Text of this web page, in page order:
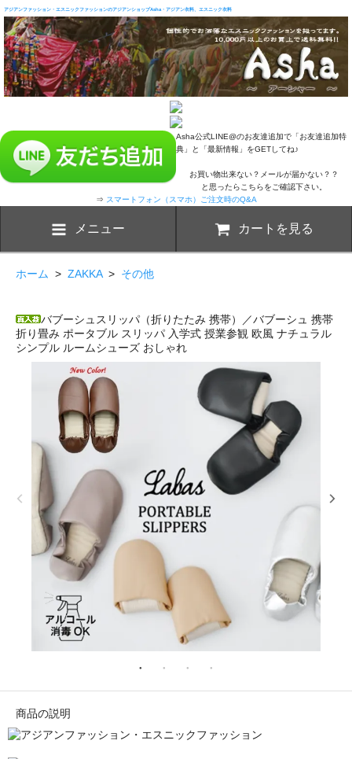
アジアンファッション・エスニックファッションのアジアンショップAsha・アジアン衣料、エスニック衣料
Asha公式LINE@のお友達追加で「お友達追加特
典」と「最新情報」をGETしてね♪
お買い物出来ない？メールが届かない？？
と思ったらこちらをご確認下さい。
⇒ スマートフォン（スマホ）ご注文時のQ&A
メニュー カートを見る
ホーム > ZAKKA> その他
バブーシュスリッパ（折りたたみ 携帯）／バブーシュ 携帯
折り畳み ポータブル スリッパ 入学式 授業参観 欧風 ナチュラル
シンプル ルームシューズ おしゃれ
商品の説明